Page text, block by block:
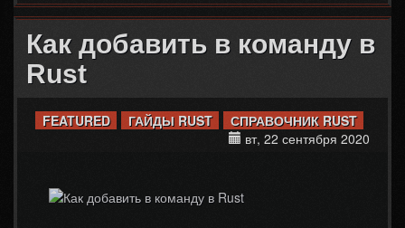
Как добавить в команду в
Rust
FEATURED ГАЙДЫ RUST
СПРАВОЧНИК RUST
вт, 22 сентября 2020